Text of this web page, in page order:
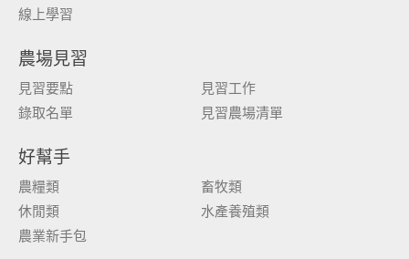
線上學習
農場見習
見習要點
見習工作
錄取名單
見習農場清單
好幫手
農糧類
畜牧類
休閒類
水產養殖類
農業新手包